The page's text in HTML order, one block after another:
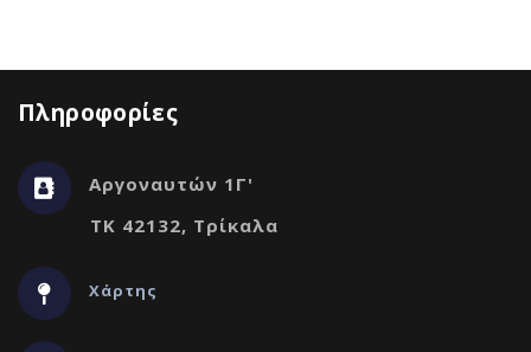
Πληροφορίες
Αργοναυτών 1Γ'
ΤΚ 42132, Τρίκαλα
Χάρτης